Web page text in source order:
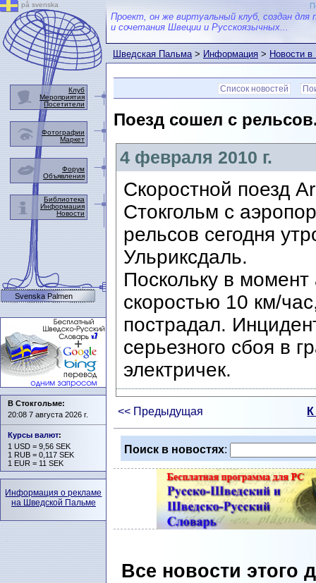
Проект, он же виртуальный клуб, создан для
и сочетания Швеции и Русскоязычных...
Шведская Пальма>Информация>Новости
Список новостей
Поезд сошел с
4 февраля 2010 г.
Скоростной поезд
Стокгольм с
рельсов сегодня
Ульриксдаль.
Поскольку в
скоростью 10 км/
пострадал.
серьезного сбоя в
электричек.
<< Предыдущая
Поиск в новостях:
Все новости этого
på svenska
Клуб
Мероприятия
Посетители
Фотографии
Маркет
Форум
Объявления
Библиотека
Информация
Новости
Svenska Palmen
В Стокгольме:
20:08 7 августа 2026 г.
Курсы валют:
1 USD = 9,56 SEK
1 RUB = 0,117 SEK
1 EUR = 11 SEK
Информация о рекламе
на Шведской Пальме